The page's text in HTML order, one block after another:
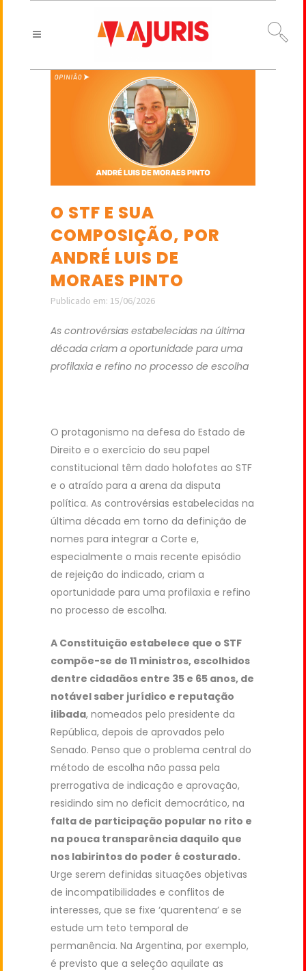
O STF E SUA
COMPOSIÇÃO, POR
ANDRÉ LUIS DE
MORAES PINTO
Publicado em: 15/06/2026
As controvérsias estabelecidas na última
década criam a oportunidade para uma
profilaxia e refino no processo de escolha
O protagonismo na defesa do Estado de
Direito e o exercício do seu papel
constitucional têm dado holofotes ao STF
e o atraído para a arena da disputa
política. As controvérsias estabelecidas na
última década em torno da definição de
nomes para integrar a Corte e,
especialmente o mais recente episódio
de rejeição do indicado, criam a
oportunidade para uma profilaxia e refino
no processo de escolha.
A Constituição estabelece que o STF
compõe-se de 11 ministros, escolhidos
dentre cidadãos entre 35 e 65 anos, de
notável saber jurídico e reputação
ilibada, nomeados pelo presidente da
República, depois de aprovados pelo
Senado. Penso que o problema central do
método de escolha não passa pela
prerrogativa de indicação e aprovação,
residindo sim no deficit democrático, na
falta de participação popular no rito e
na pouca transparência daquilo que
nos labirintos do poder é costurado.
Urge serem definidas situações objetivas
de incompatibilidades e conflitos de
interesses, que se fixe ‘quarentena’ e se
estude um teto temporal de
permanência. Na Argentina, por exemplo,
é previsto que a seleção aquilate as